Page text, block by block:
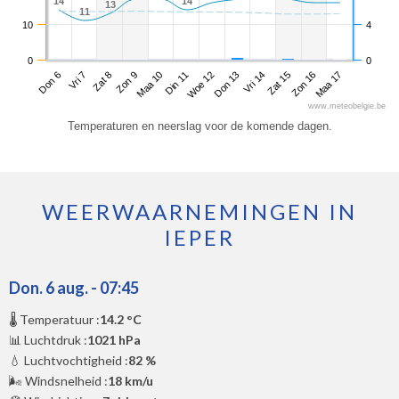
11
11
13
13
Don 6 Vri 7 Zat 8Zon 9Maa 10Din 11Woe 12Don 13Vri 14Zat 15Zon 16Maa 17
0
10
0
4
www.meteobelgie.be
Temperaturen en neerslag voor de komende dagen.
WEERWAARNEMINGEN IN
IEPER
Don. 6 aug. - 07:45
🌡️ Temperatuur :14.2 °C
📊 Luchtdruk :1021 hPa
💧 Luchtvochtigheid :82 %
🌬️ Windsnelheid :18 km/u